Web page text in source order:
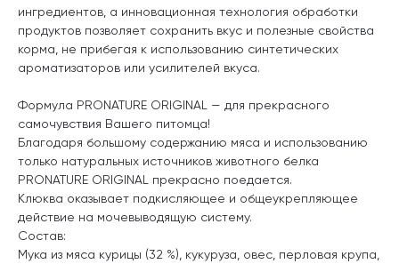
ингредиентов, а инновационная технология обработки
продуктов позволяет сохранить вкус и полезные свойства
корма, не прибегая к использованию синтетических
ароматизаторов или усилителей вкуса.
Формула PRONATURE ORIGINAL — для прекрасного
самочувствия Вашего питомца!
Благодаря большому содержанию мяса и использованию
только натуральных источников животного белка
PRONATURE ORIGINAL прекрасно поедается.
Клюква оказывает подкисляющее и общеукрепляющее
действие на мочевыводящую систему.
Состав:
Мука из мяса курицы (32 %), кукуруза, овес, перловая крупа,